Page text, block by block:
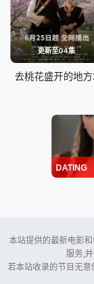
更新至04集
去桃花盛开的地
DATING
本站提供的最新电影
服务,
若本站收录的节目无